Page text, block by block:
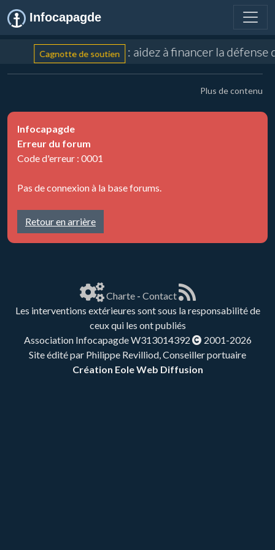
Infocapagde
Cagnotte de soutien : aidez à financer la
Plus de contenu
Infocapagde
Erreur du forum
Code d'erreur : 0001
Pas de connexion à la base forums.
Retour en arrière
Charte- Contact
Les interventions extérieures sont sous la responsabilité de
ceux qui les ont publiés
Association Infocapagde W313014392
2001-2026
Site édité par Philippe Revilliod, Conseiller portuaire
Création Eole Web Diffusion